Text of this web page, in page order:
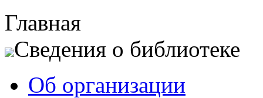
Главная
Сведения о библиотеке
Об организации